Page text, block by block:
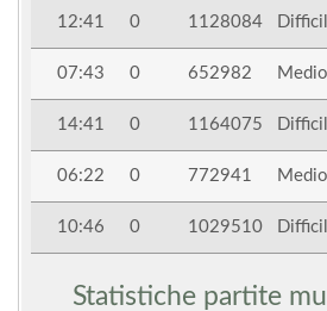
12:41 0 1128084
07:43 0 652982 Medio
14:41 0 1164075
06:22 0 772941 Medio
10:46 0 1029510
Statistiche partite